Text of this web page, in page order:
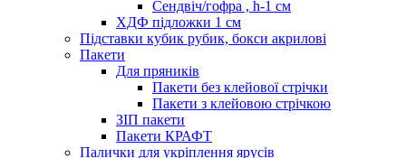
Сендвіч/гофра , h-1 см
ХДФ підложки 1 см
Підставки кубик рубик, бокси акрилові
Пакети
Для пряників
Пакети без клейової стрічки
Пакети з клейовою стрічкою
ЗІП пакети
Пакети КРАФТ
Палички для укріплення ярусів